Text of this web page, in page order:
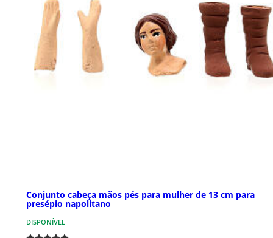
Conjunto cabeça mãos pés para mulher de 13 cm para
presépio napolitano
DISPONÍVEL